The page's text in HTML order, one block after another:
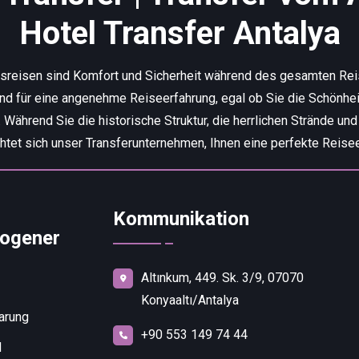
Hotel Transfer Antalya
sind Komfort und Sicherheit während des gesamten
für eine angenehme Reiseerfahrung, egal ob Sie die
Sie die historische Struktur, die herrlichen Strände
sich unser Transferunternehmen, Ihnen eine perfekte
Kommunikation
Altınkum, 449. Sk. 3/9, 07070
Konyaaltı/Antalya
+90 553 149 74 44